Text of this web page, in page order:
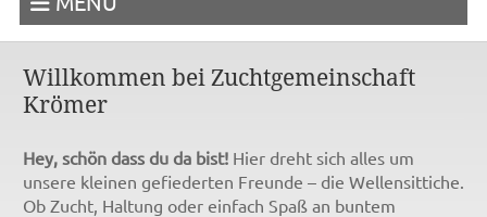
Willkommen bei Zuchtgemeinschaft
Krömer
Hey, schön dass du da bist!Hier dreht sich alles um
unsere kleinen gefiederten Freunde – die Wellensittiche.
Ob Zucht, Haltung oder einfach Spaß an buntem